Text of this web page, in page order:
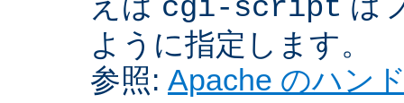
cgi-script
ように指定します。
参照: Apache のハン